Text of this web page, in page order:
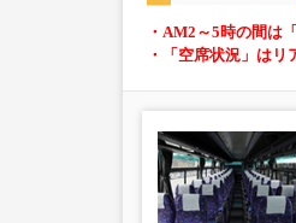
・AM2～5時の間は
・「空席状況」はリ